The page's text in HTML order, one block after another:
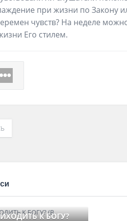
при жизни по Закону
чувств? На неделе
Его стилем.
К БОГУ?